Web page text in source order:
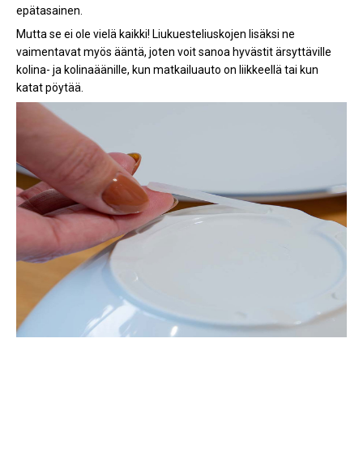
epätasainen.
Mutta se ei ole vielä kaikki! Liukuesteliuskojen lisäksi ne
vaimentavat myös ääntä, joten voit sanoa hyvästit ärsyttäville
kolina- ja kolinaäänille, kun matkailuauto on liikkeellä tai kun
katat pöytää.